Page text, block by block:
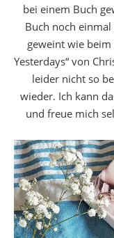
bei einem Buch
Buch noch einmal
geweint wie
Yesterdays“ von
leider nicht so
wieder. Ich kann
und freue mich